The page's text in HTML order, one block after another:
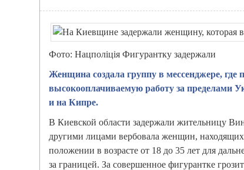
Фото: Нацполіція Фигурантку задержали
Женщина создала группу в мессенджере,
высокооплачиваемую работу за пределами
и на Кипре.
В Киевской области задержали жительницу
другими лицами вербовала женщин,
положении в возрасте от 18 до 35 лет для
за границей. За совершенное фигурантке